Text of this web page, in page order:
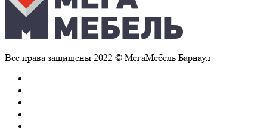
Все права защищены 2022 © МегаМебель Барнаул